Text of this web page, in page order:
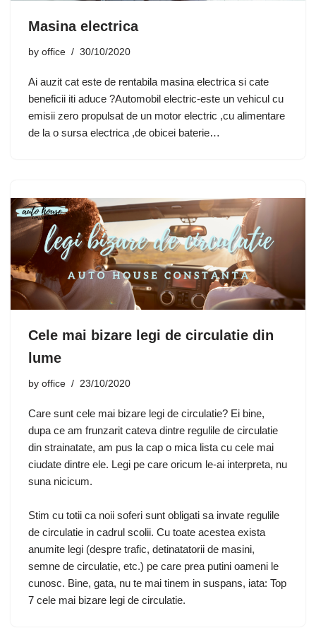
Masina electrica
by office 30/10/2020
Ai auzit cat este de rentabila masina electrica si cate
beneficii iti aduce ?Automobil electric-este un vehicul cu
emisii zero propulsat de un motor electric ,cu alimentare
de la o sursa electrica ,de obicei baterie…
Cele mai bizare legi de circulatie din
lume
by office 23/10/2020
Care sunt cele mai bizare legi de circulatie? Ei bine,
dupa ce am frunzarit cateva dintre regulile de circulatie
din strainatate, am pus la cap o mica lista cu cele mai
ciudate dintre ele. Legi pe care oricum le-ai interpreta, nu
suna nicicum.
Stim cu totii ca noii soferi sunt obligati sa invate regulile
de circulatie in cadrul scolii. Cu toate acestea exista
anumite legi (despre trafic, detinatatorii de masini,
semne de circulatie, etc.) pe care prea putini oameni le
cunosc. Bine, gata, nu te mai tinem in suspans, iata: Top
7 cele mai bizare legi de circulatie.